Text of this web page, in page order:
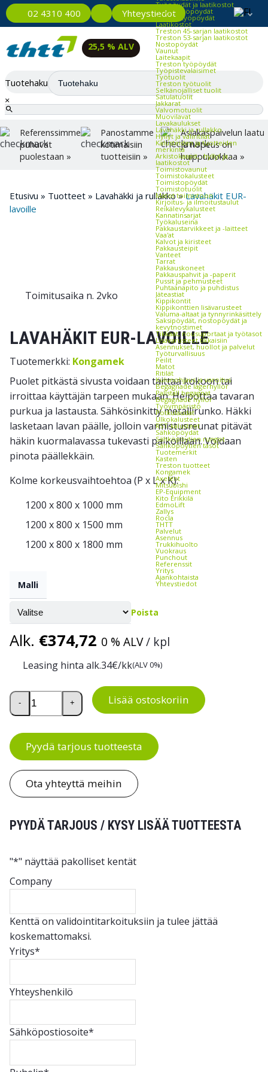
02 4310 400 Yhteystiedot
Työpöydät ja laatikostot
Kevyet työpöydät
Raskaat työpöydät
Laatikostot
Treston 45-sarjan laatikostot
Treston 53-sarjan laatikostot
Nostopöydät
Vaunut
Laitekaapit
Treston työpöydät
Työpistevalaisimet
Työtuolit
Treston työtuolit
Selkänojalliset tuolit
Satulatuolit
Jakkarat
Valvomotuolit
Muovilavat
Lavakaulukset
Lavahäkki ja rullakko
Hyllyt ja väliritilät
Kalusteiden ja tuotteiden
merkintä
Arkistokaapit, -hyllyt ja -
laatikostot
Toimistovaunut
Toimistokalusteet
Toimistopöydät
Toimistotuolit
Matot toimistoon
Kirjoitus- ja ilmoitustaulut
Reikälevykalusteet
Kannatinsarjat
Työkaluseinä
Pakkaustarvikkeet ja -laitteet
Vaa'at
Kalvot ja kiristeet
Pakkausteipit
Vanteet
Tarrat
Pakkauskoneet
Pakkauspahvit ja -paperit
Pussit ja pehmusteet
Puhtaanapito ja puhdistus
Jäteastiat
Kippikontit
Kippikonttien lisävarusteet
Valuma-altaat ja tynnyrinkäsittely
Saksipöydät, nostopöydät ja
kevytnostimet
Tikkaat, nousuportaat ja työtasot
Lisävarusteet tikkaisiin
Asennukset, huollot ja palvelut
Työturvallisuus
Peilit
Matot
Ritilät
Kulunohjaus ja varoitus
Begagnade lagerhyllor
Pallställ begagnat
Begagnade hyllor
Työympäristö
Potkulaudat
Ulkokalusteet
RST-kalusteet
Sähköpöydät
Sähköpöytien rungot
Sähköpöytien tasot
Tuotemerkit
Kasten
Treston tuotteet
Kongamek
Axelent
Mitsubishi
EP-Equipment
Kito Erikkilä
EdmoLift
Zallys
Rocla
THTT
Palvelut
Asennus
Trukkihuolto
Vuokraus
Punchout
Referenssit
Yritys
Ajankohtaista
Yhteystiedot
25,5 % ALV
Tuotehaku
×
Referenssimme
puhuvat
puolestaan »
Panostamme
kotimaisiin
tuotteisiin »
Asiakaspalvelun laatu
ja nopeus on
huippuluokkaa »
Etusivu » Tuotteet » Lavahäkki ja rullakko»Lavahäkit EUR-
lavoille
Toimitusaika n. 2vko
LAVAHÄKIT EUR-LAVOILLE
Tuotemerkki: Kongamek
Puolet pitkästä sivusta voidaan taittaa kokoon tai
irroittaa käyttäjän tarpeen mukaan. Helpottaa tavaran
purkua ja lastausta. Sähkösinkitty metallirunko. Häkki
lasketaan lavan päälle, jolloin varmistusreunat pitävät
häkin kuormalavassa tukevasti paikoillaan. Voidaan
pinota päällekkäin.
Kolme korkeusvaihtoehtoa (P x L x K):
1200 x 800 x 1000 mm
1200 x 800 x 1500 mm
1200 x 800 x 1800 mm
Malli
Poista
Alk. €374,72 0 % ALV/ kpl
Leasing hinta alk.34€/kk(ALV 0%)
Lavahäkit EUR-lavoille määrä
- + Lisää ostoskoriin
Pyydä tarjous tuotteesta
Ota yhteyttä meihin
PYYDÄ TARJOUS / KYSY LISÄÄ TUOTTEESTA
"*" näyttää pakolliset kentät
Company
Kenttä on validointitarkoituksiin ja tulee jättää
koskemattomaksi.
Yritys*
Yhteyshenkilö
Sähköpostiosoite*